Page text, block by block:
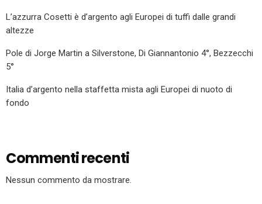
L’azzurra Cosetti è d’argento agli Europei di tuffi dalle grandi
altezze
Pole di Jorge Martin a Silverstone, Di Giannantonio 4°, Bezzecchi
5°
Italia d’argento nella staffetta mista agli Europei di nuoto di
fondo
Commenti recenti
Nessun commento da mostrare.